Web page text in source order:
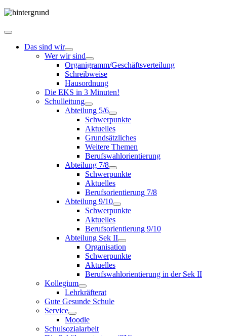
Das sind wir
Wer wir sind
Organigramm/Geschäftsverteilung
Schreibweise
Hausordnung
Die EKS in 3 Minuten!
Schulleitung
Abteilung 5/6
Schwerpunkte
Aktuelles
Grundsätzliches
Weitere Themen
Berufswahlorientierung
Abteilung 7/8
Schwerpunkte
Aktuelles
Berufsorientierung 7/8
Abteilung 9/10
Schwerpunkte
Aktuelles
Berufsorientierung 9/10
Abteilung Sek II
Organisation
Schwerpunkte
Aktuelles
Berufswahlorientierung in der Sek II
Kollegium
Lehrkräfterat
Gute Gesunde Schule
Service
Moodle
Schulsozialarbeit